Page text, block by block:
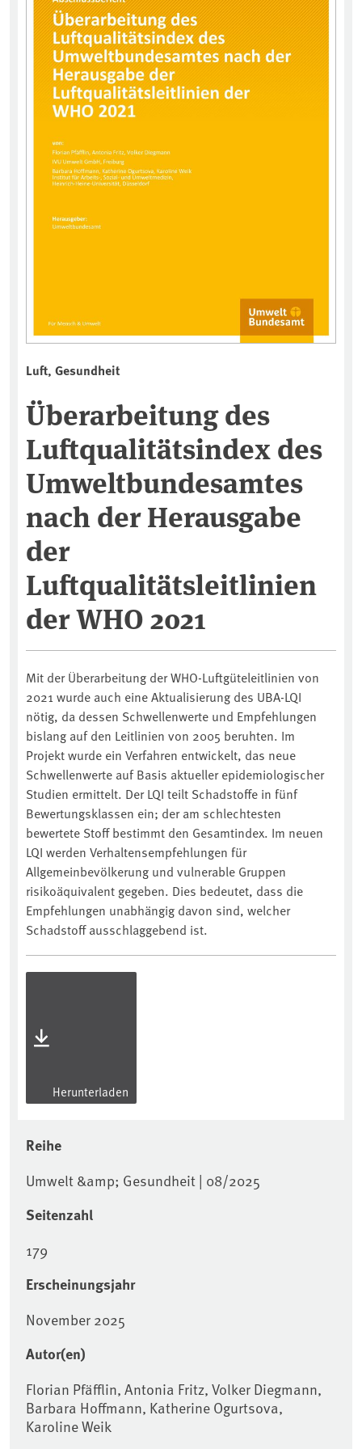
Luft, Gesundheit
Überarbeitung des
Luftqualitätsindex des
Umweltbundesamtes
nach der Herausgabe
der
Luftqualitätsleitlinien
der WHO 2021
Mit der Überarbeitung der WHO-Luftgüteleitlinien von
2021 wurde auch eine Aktualisierung des UBA-LQI
nötig, da dessen Schwellenwerte und Empfehlungen
bislang auf den Leitlinien von 2005 beruhten. Im
Projekt wurde ein Verfahren entwickelt, das neue
Schwellenwerte auf Basis aktueller epidemiologischer
Studien ermittelt. Der LQI teilt Schadstoffe in fünf
Bewertungsklassen ein; der am schlechtesten
bewertete Stoff bestimmt den Gesamtindex. Im neuen
LQI werden Verhaltensempfehlungen für
Allgemeinbevölkerung und vulnerable Gruppen
risikoäquivalent gegeben. Dies bedeutet, dass die
Empfehlungen unabhängig davon sind, welcher
Schadstoff ausschlaggebend ist.
Herunterladen
Reihe
Umwelt &amp; Gesundheit | 08/2025
Seitenzahl
179
Erscheinungsjahr
November 2025
Autor(en)
Florian Pfäfflin, Antonia Fritz, Volker Diegmann,
Barbara Hoffmann, Katherine Ogurtsova,
Karoline Weik